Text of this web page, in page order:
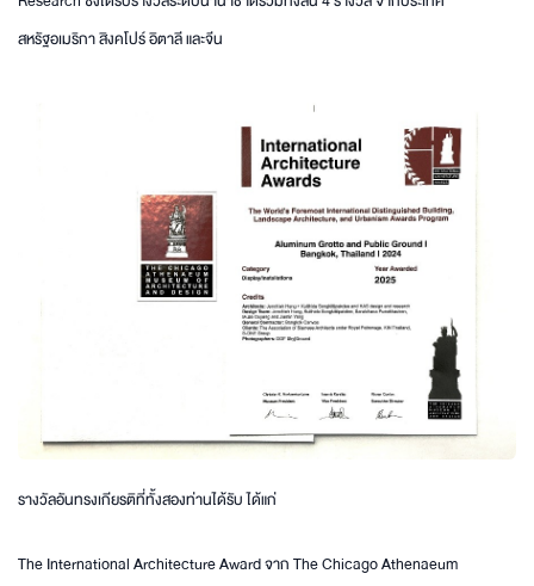
สหรัฐอเมริกา สิงคโปร์ อิตาลี และจีน
รางวัลอันทรงเกียรติที่ทั้งสองท่านได้รับ ได้แก่
The International Architecture Award จาก The Chicago Athenaeum